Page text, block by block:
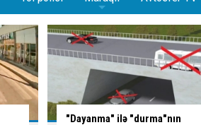
AğırQƏZA: ölən var